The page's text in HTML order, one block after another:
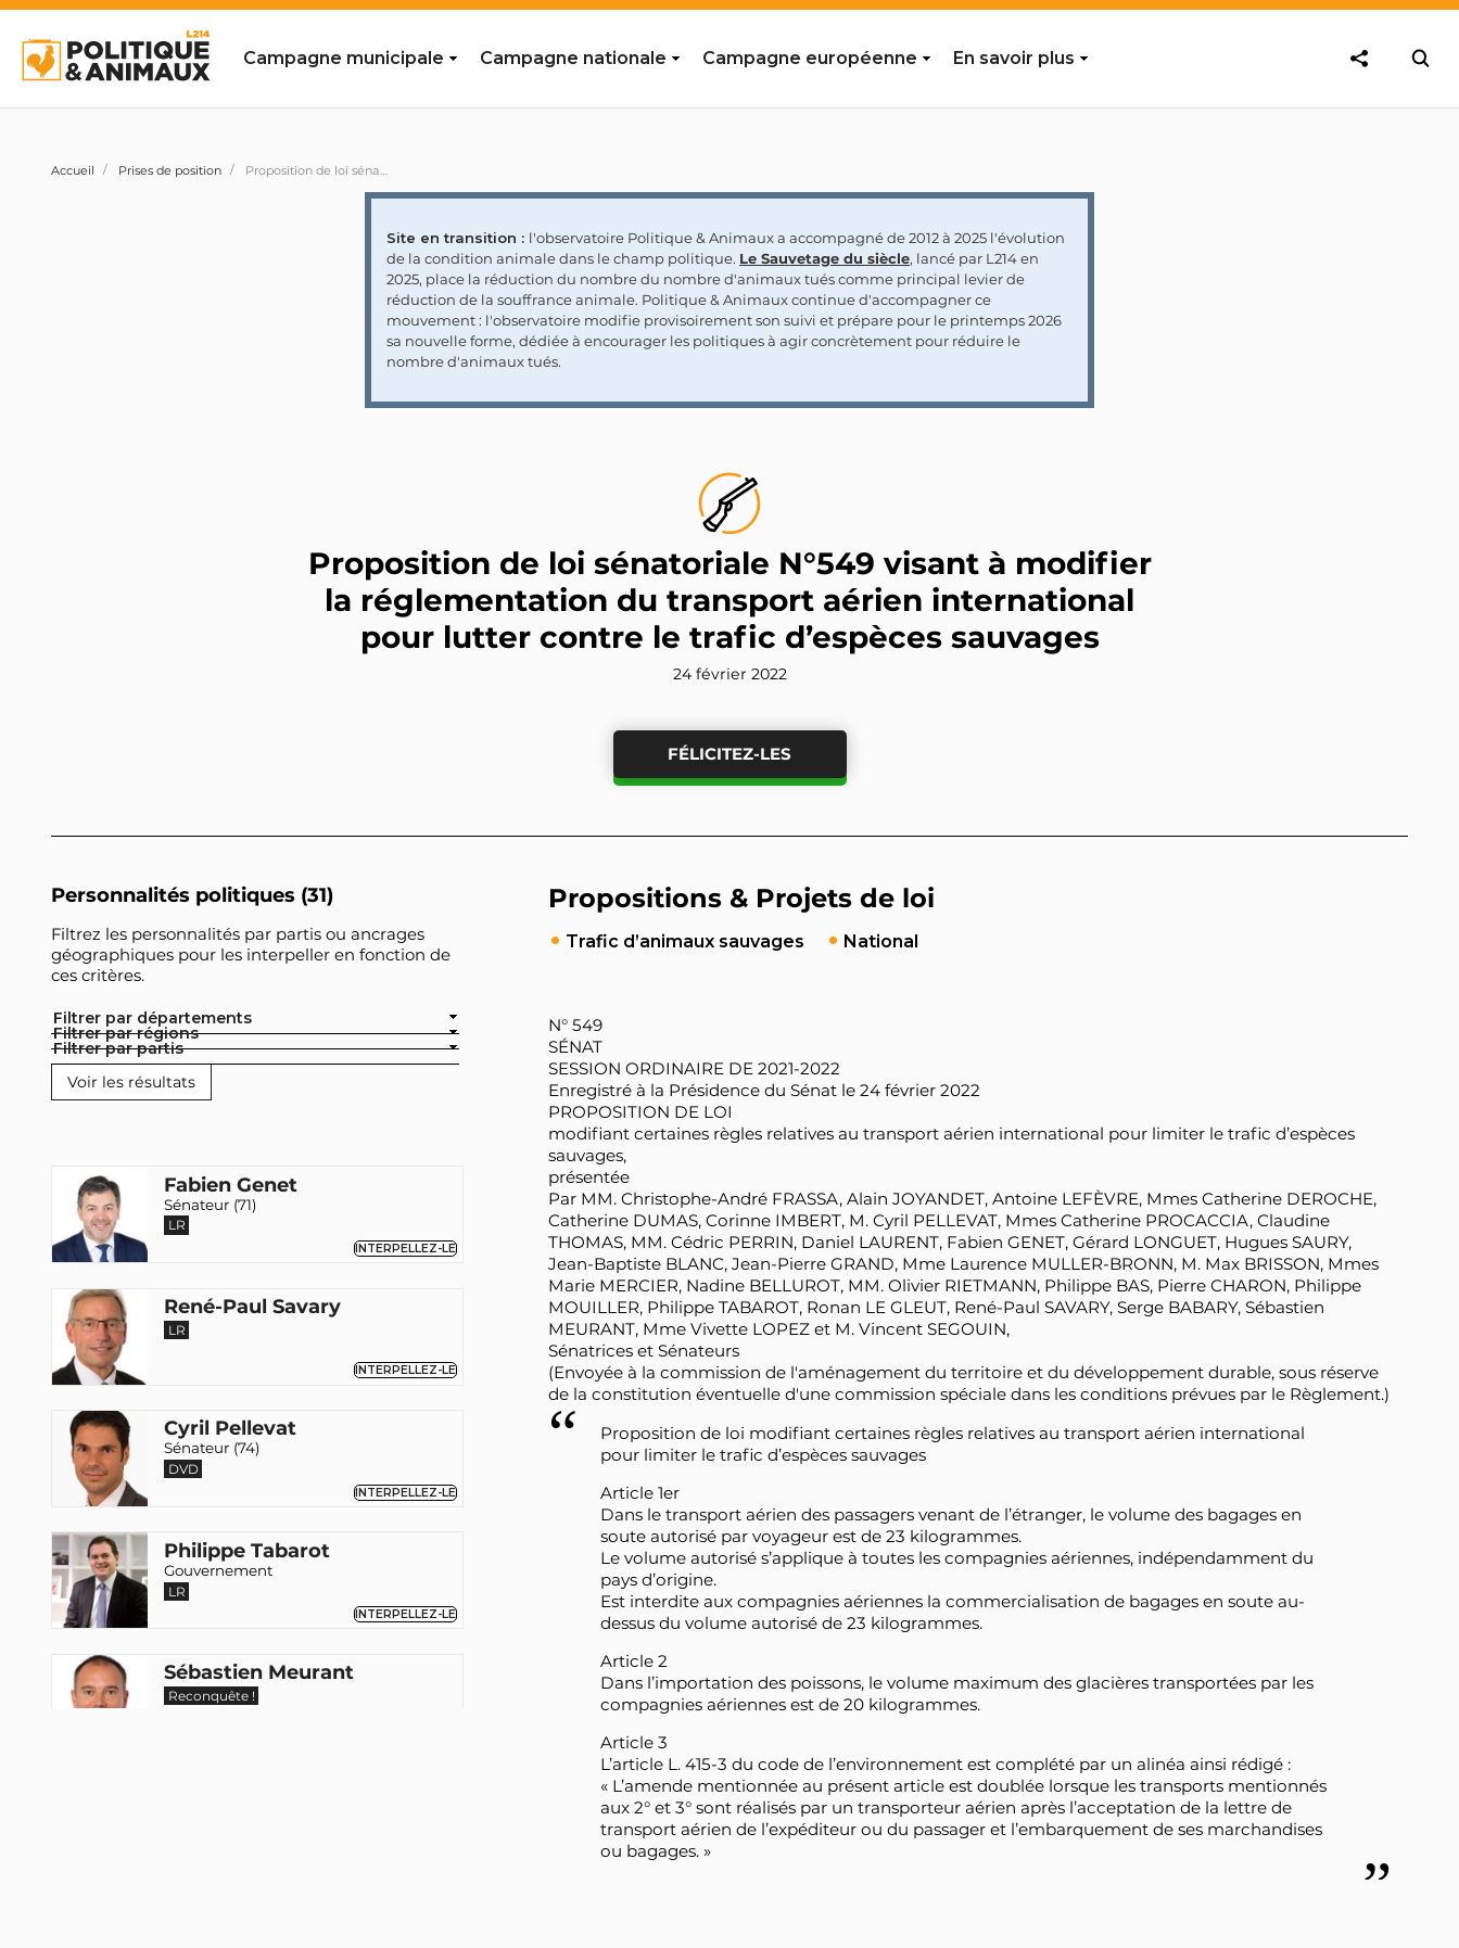
Campagne municipale Campagne nationale Campagne européenne En savoir plus
Accueil Prises de position Proposition de loi sénatoriale N°549 visant à modifier la réglementation du transport aérien international pour lutter contre le trafic d’espèces sauvages
Site en transition : l'observatoire Politique & Animaux a accompagné de 2012 à 2025 l'évolution
de la condition animale dans le champ politique. Le Sauvetage du siècle, lancé par L214 en
2025, place la réduction du nombre du nombre d'animaux tués comme principal levier de
réduction de la souffrance animale. Politique & Animaux continue d'accompagner ce
mouvement : l'observatoire modifie provisoirement son suivi et prépare pour le printemps 2026
sa nouvelle forme, dédiée à encourager les politiques à agir concrètement pour réduire le
nombre d'animaux tués.
Proposition de loi sénatoriale N°549 visant à modifier
la réglementation du transport aérien international
pour lutter contre le trafic d’espèces sauvages
24 février 2022
FÉLICITEZ-LES
Personnalités politiques (31)
Filtrez les personnalités par partis ou ancrages
géographiques pour les interpeller en fonction de
ces critères.
Filtrer par départements
Filtrer par régions
Filtrer par partis
Fabien Genet
Sénateur (71)
LR
INTERPELLEZ-LE
René-Paul Savary
LR
INTERPELLEZ-LE
Cyril Pellevat
Sénateur (74)
DVD
INTERPELLEZ-LE
Philippe Tabarot
Gouvernement
LR
INTERPELLEZ-LE
Sébastien Meurant
Reconquête !
Propositions & Projets de loi
Trafic d’animaux sauvages National
N° 549
SÉNAT
SESSION ORDINAIRE DE 2021-2022
Enregistré à la Présidence du Sénat le 24 février 2022
PROPOSITION DE LOI
modifiant certaines règles relatives au transport aérien international pour limiter le trafic d’espèces
sauvages,
présentée
Par MM. Christophe-André FRASSA, Alain JOYANDET, Antoine LEFÈVRE, Mmes Catherine DEROCHE,
Catherine DUMAS, Corinne IMBERT, M. Cyril PELLEVAT, Mmes Catherine PROCACCIA, Claudine
THOMAS, MM. Cédric PERRIN, Daniel LAURENT, Fabien GENET, Gérard LONGUET, Hugues SAURY,
Jean-Baptiste BLANC, Jean-Pierre GRAND, Mme Laurence MULLER-BRONN, M. Max BRISSON, Mmes
Marie MERCIER, Nadine BELLUROT, MM. Olivier RIETMANN, Philippe BAS, Pierre CHARON, Philippe
MOUILLER, Philippe TABAROT, Ronan LE GLEUT, René-Paul SAVARY, Serge BABARY, Sébastien
MEURANT, Mme Vivette LOPEZ et M. Vincent SEGOUIN,
Sénatrices et Sénateurs
(Envoyée à la commission de l'aménagement du territoire et du développement durable, sous réserve
de la constitution éventuelle d'une commission spéciale dans les conditions prévues par le Règlement.)
Proposition de loi modifiant certaines règles relatives au transport aérien international
pour limiter le trafic d’espèces sauvages
Article 1er
Dans le transport aérien des passagers venant de l’étranger, le volume des bagages en
soute autorisé par voyageur est de 23 kilogrammes.
Le volume autorisé s’applique à toutes les compagnies aériennes, indépendamment du
pays d’origine.
Est interdite aux compagnies aériennes la commercialisation de bagages en soute au-
dessus du volume autorisé de 23 kilogrammes.
Article 2
Dans l’importation des poissons, le volume maximum des glacières transportées par les
compagnies aériennes est de 20 kilogrammes.
Article 3
L’article L. 415-3 du code de l’environnement est complété par un alinéa ainsi rédigé :
« L’amende mentionnée au présent article est doublée lorsque les transports mentionnés
aux 2° et 3° sont réalisés par un transporteur aérien après l’acceptation de la lettre de
transport aérien de l’expéditeur ou du passager et l’embarquement de ses marchandises
ou bagages. »